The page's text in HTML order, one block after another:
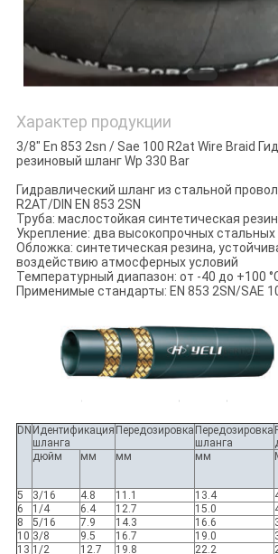
Характер продукции
3/8" En 853 2sn / Sae 100 R2at Wire Braid
резиновый шланг Wp 330 Bar
Гидравлический шланг из стальной
R2AT/DIN EN 853 2SN
Труба: маслостойкая синтетическая
Укрепление: два высокопрочных стальных
Обложка: синтетическая резина,
воздействию атмосферных условий
Температурный диапазон: от -40 до +100
Применимые стандарты: EN 853 2SN/SAE
DN Идентификация
шланга
Передозировка Передозировка
шланга
дюйм
мм мм мм
5 3/16 4.8 11.1 13.4
6
1/4 6.4 12.7 15.0
8
5/16 7.9 14.3 16.6
10 3/8 9.5 16.7 19.0
13 1/2 12.7 19.8 22.2